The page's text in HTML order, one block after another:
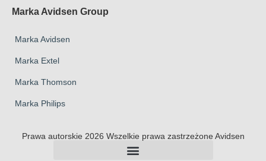
Marka Avidsen Group
Marka Avidsen
Marka Extel
Marka Thomson
Marka Philips
Prawa autorskie 2026 Wszelkie prawa zastrzeżone Avidsen